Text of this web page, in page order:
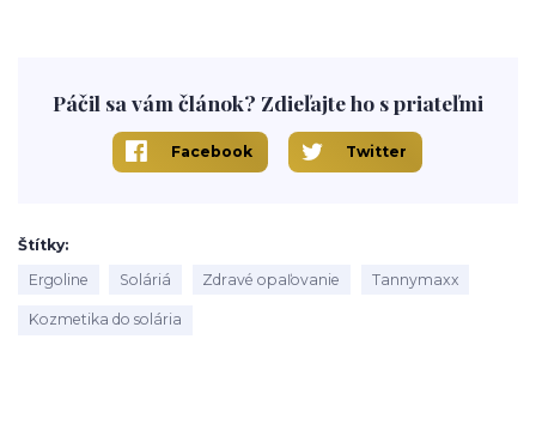
Páčil sa vám článok? Zdieľajte ho s priateľmi
Facebook Twitter
Štítky
Ergoline
Soláriá Zdravé opaľovanie Tannymaxx
Kozmetika do solária